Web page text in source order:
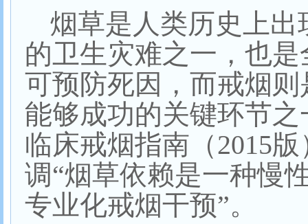
烟草是人类历史上出
的卫生灾难之一，也
可预防死因，而戒烟
能够成功的关键环节
临床戒烟指南（2015版
调“烟草依赖是一种慢
专业化戒烟干预”。